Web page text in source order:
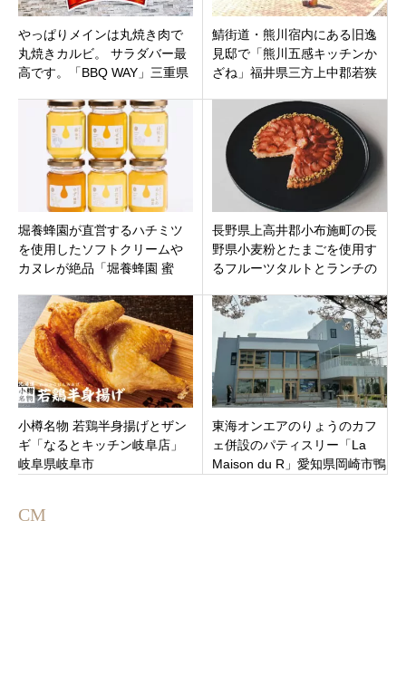
やっぱりメインは丸焼き肉で
丸焼きカルビ。 サラダバー最
高です。「BBQ WAY」三重県
鯖街道・熊川宿内にある旧逸
見邸で「熊川五感キッチンか
ざね」福井県三方上中郡若狭
堀養蜂園が直営するハチミツ
を使用したソフトクリームや
カヌレが絶品「堀養蜂園 蜜
長野県上高井郡小布施町の長
野県小麦粉とたまごを使用す
るフルーツタルトとランチの
ルーツ＆ケーキ」古民家を改
小樽名物 若鶏半身揚げとザン
ギ「なるとキッチン岐阜店」
岐阜県岐阜市
東海オンエアのりょうのカフ
ェ併設のパティスリー「La
Maison du R」愛知県岡崎市鴨
CM